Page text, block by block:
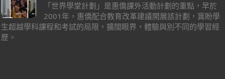
「世界學堂計劃」是惠僑課外活動計劃的重點，早於
2001年，惠僑配合教育改革建議開展該計劃，冀盼學
生超越學科課程和考試的局限，擴闊眼界，體驗與別不同的學習經
歷。